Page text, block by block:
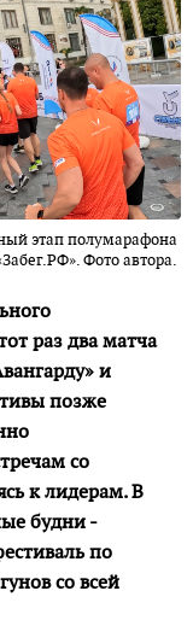
этап полумарафона
Фото автора.
раз два матча
и
позже
со
к лидерам. В
будни -
по
со всей